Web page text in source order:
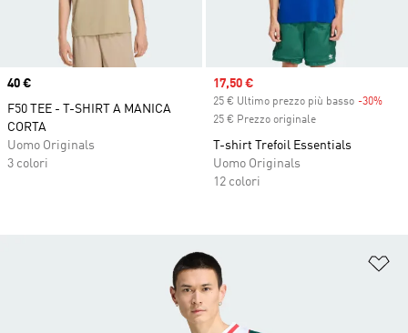
Price
40 €
F50 TEE - T-SHIRT A MANICA
CORTA
Uomo Originals
3 colori
Sale price
17,50 €
25 € Ultimo prezzo più basso -30%
25 € Prezzo originale
T-shirt Trefoil Essentials
Uomo Originals
12 colori